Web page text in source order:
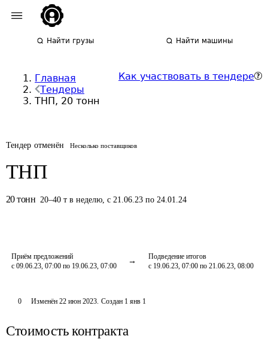
Найти грузы Найти машины
Главная
Тендеры
ТНП, 20 тонн
Как участвовать в тендере
Тендер отменён Несколько поставщиков
ТНП
20 тонн 20–40 т в неделю,с 21.06.23 по 24.01.24
Приём предложений
с 09.06.23, 07:00 по 19.06.23, 07:00
Подведение итогов
с 19.06.23, 07:00 по 21.06.23, 08:00
0 Изменён 22 июн 2023. Создан 1 янв 1
Стоимость контракта